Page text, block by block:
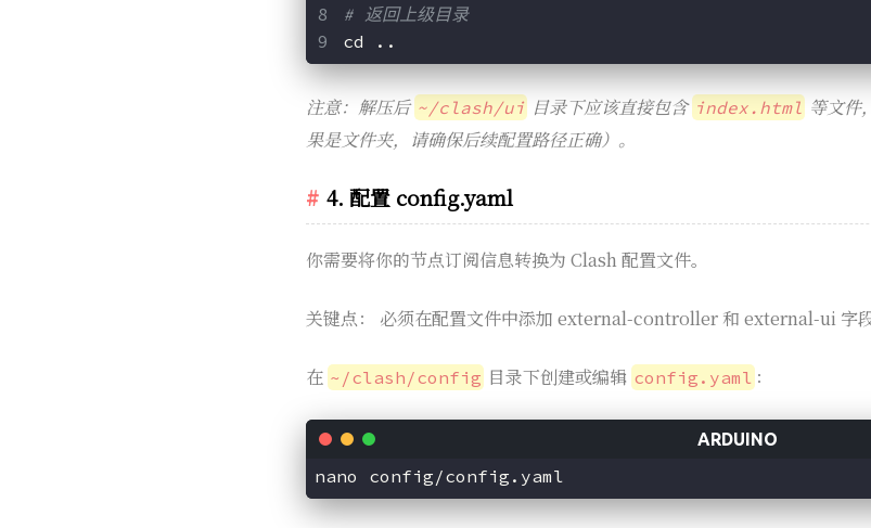
# 返回上级目录
cd ..
注意：解压后 ~/clash/ui 目录下应该直接包含 index.html 等文件
果是文件夹，请确保后续配置路径正确）。
4. 配置 config.yaml
你需要将你的节点订阅信息转换为 Clash 配置文件。
关键点： 必须在配置文件中添加 external-controller 和 external-ui 字段
在 ~/clash/config 目录下创建或编辑 config.yaml ：